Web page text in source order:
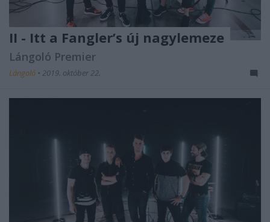
II - Itt a Fangler’s új nagylemeze
Lángoló Premier
Lángoló • 2019. október 22.